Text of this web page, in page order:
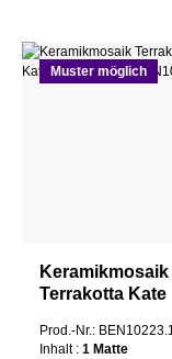
Muster möglich
Keramikmosaik
Terrakotta Kate
Prod.-Nr.:
Inhalt : 1 Matte